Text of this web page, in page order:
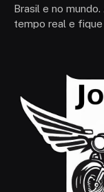
Brasil e no
tempo real e